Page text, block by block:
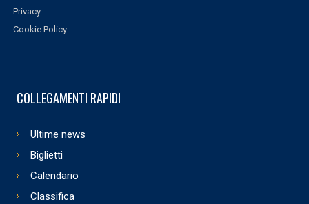
Privacy
Cookie Policy
COLLEGAMENTI RAPIDI
Ultime news
Biglietti
Calendario
Classifica